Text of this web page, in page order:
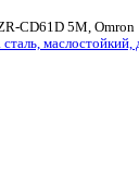
CD61D 5M, Omron